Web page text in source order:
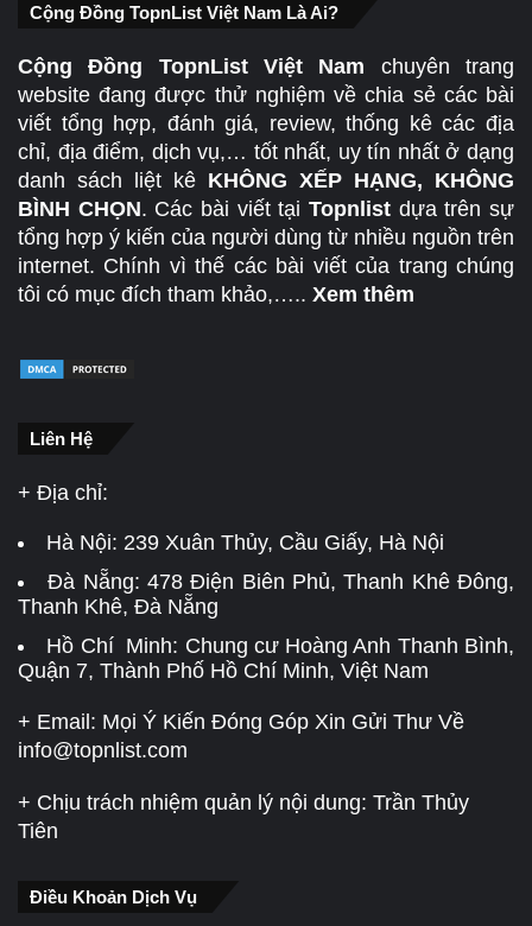
Cộng Đồng TopnList Việt Nam Là Ai?
Cộng Đồng TopnList Việt Nam chuyên trang
website đang được thử nghiệm về chia sẻ các bài
viết tổng hợp, đánh giá, review, thống kê các địa
chỉ, địa điểm, dịch vụ,… tốt nhất, uy tín nhất ở dạng
danh sách liệt kê KHÔNG XẾP HẠNG, KHÔNG
BÌNH CHỌN. Các bài viết tạiTopnlist dựa trên sự
tổng hợp ý kiến của người dùng từ nhiều nguồn trên
internet. Chính vì thế các bài viết của trang chúng
tôi có mục đích tham khảo,….. Xem thêm
Liên Hệ
+ Địa chỉ:
Hà Nội: 239 Xuân Thủy, Cầu Giấy, Hà Nội
Đà Nẵng:478 Điện Biên Phủ, Thanh Khê Đông,
Thanh Khê, Đà Nẵng
Hồ Chí Minh: Chung cư Hoàng Anh Thanh Bình,
Quận 7, Thành Phố Hồ Chí Minh, Việt Nam
+ Email: Mọi Ý Kiến Đóng Góp Xin Gửi Thư Về
info@topnlist.com
+ Chịu trách nhiệm quản lý nội dung: Trần Thủy
Tiên
Điều Khoản Dịch Vụ